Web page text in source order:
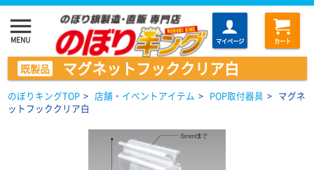
menu
MENU マイページ カート
既製品 マグネットフッククリア白
のぼりキングTOP > 店舗・イベントアイテム > POP取付器具 > マグネ
ットフッククリア白